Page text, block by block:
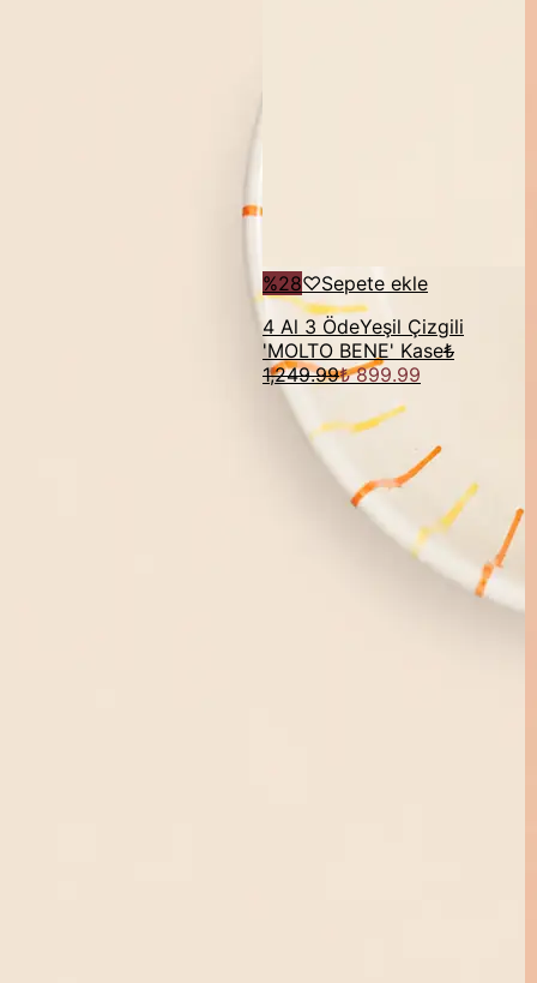
%28♡Sepete ekle
4 Al 3 ÖdeYeşil Çizgili
'MOLTO BENE' Kase₺
1,249.99₺ 899.99